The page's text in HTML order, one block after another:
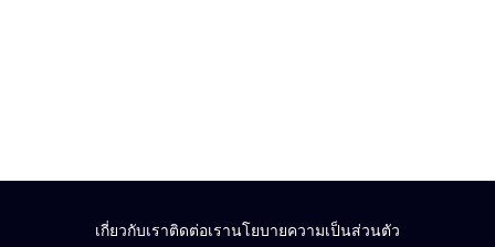
เกี่ยวกับเราติดต่อเรานโยบายความเป็นส่วนตัว